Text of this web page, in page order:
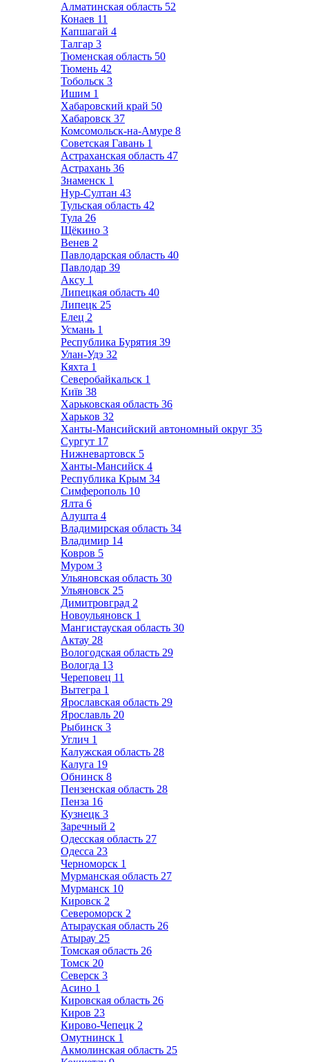
Алматинская область 52
Конаев 11
Капшагай 4
Талгар 3
Тюменская область 50
Тюмень 42
Тобольск 3
Ишим 1
Хабаровский край 50
Хабаровск 37
Комсомольск-на-Амуре 8
Советская Гавань 1
Астраханская область 47
Астрахань 36
Знаменск 1
Нур-Султан 43
Тульская область 42
Тула 26
Щёкино 3
Венев 2
Павлодарская область 40
Павлодар 39
Аксу 1
Липецкая область 40
Липецк 25
Елец 2
Усмань 1
Республика Бурятия 39
Улан-Удэ 32
Кяхта 1
Северобайкальск 1
Київ 38
Харьковская область 36
Харьков 32
Ханты-Мансийский автономный округ 35
Сургут 17
Нижневартовск 5
Ханты-Мансийск 4
Республика Крым 34
Симферополь 10
Ялта 6
Алушта 4
Владимирская область 34
Владимир 14
Ковров 5
Муром 3
Ульяновская область 30
Ульяновск 25
Димитровград 2
Новоульяновск 1
Мангистауская область 30
Актау 28
Вологодская область 29
Вологда 13
Череповец 11
Вытегра 1
Ярославская область 29
Ярославль 20
Рыбинск 3
Углич 1
Калужская область 28
Калуга 19
Обнинск 8
Пензенская область 28
Пенза 16
Кузнецк 3
Заречный 2
Одесская область 27
Одесса 23
Черноморск 1
Мурманская область 27
Мурманск 10
Кировск 2
Североморск 2
Атырауская область 26
Атырау 25
Томская область 26
Томск 20
Северск 3
Асино 1
Кировская область 26
Киров 23
Кирово-Чепецк 2
Омутнинск 1
Акмолинская область 25